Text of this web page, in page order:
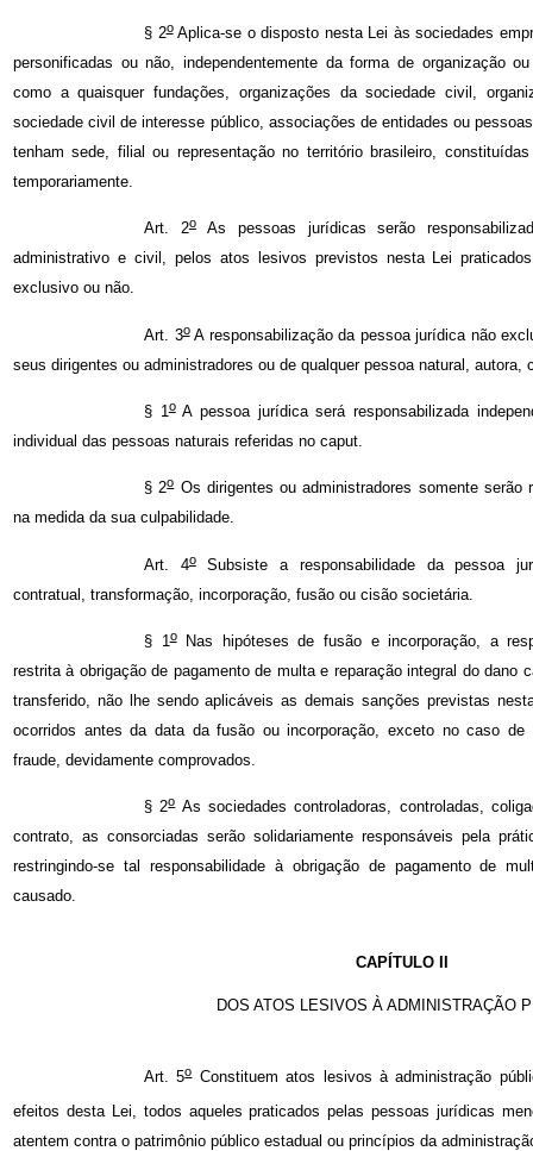
§ 2oAplica-se o disposto nesta Lei às sociedades
personificadas ou não, independentemente da forma de organização
como a quaisquer fundações, organizações da sociedade civil,
sociedade civil de interesse público, associações de entidades ou
tenham sede, filial ou representação no território brasileiro,
temporariamente.
Art. 2oAs pessoas jurídicas serão
administrativo e civil, pelos atos lesivos previstos nesta Lei
exclusivo ou não.
Art. 3oA responsabilização da pessoa jurídica não
seus dirigentes ou administradores ou de qualquer pessoa natural,
§ 1oA pessoa jurídica será responsabilizada
individual das pessoas naturais referidas no caput.
§ 2oOs dirigentes ou administradores somente serão
na medida da sua culpabilidade.
Art. 4oSubsiste a responsabilidade da pessoa
contratual, transformação, incorporação, fusão ou cisão societária.
§ 1oNas hipóteses de fusão e incorporação, a
restrita à obrigação de pagamento de multa e reparação integral do dano
transferido, não lhe sendo aplicáveis as demais sanções previstas
ocorridos antes da data da fusão ou incorporação, exceto no caso
fraude, devidamente comprovados.
§ 2oAs sociedades controladoras, controladas,
contrato, as consorciadas serão solidariamente responsáveis pela
restringindo-se tal responsabilidade à obrigação de pagamento de
causado.
CAPÍTULO II
DOS ATOS LESIVOS À ADMINISTRAÇÃO
Art. 5oConstituem atos lesivos à administração
efeitos desta Lei, todos aqueles praticados pelas pessoas jurídicas
atentem contra o patrimônio público estadual ou princípios da